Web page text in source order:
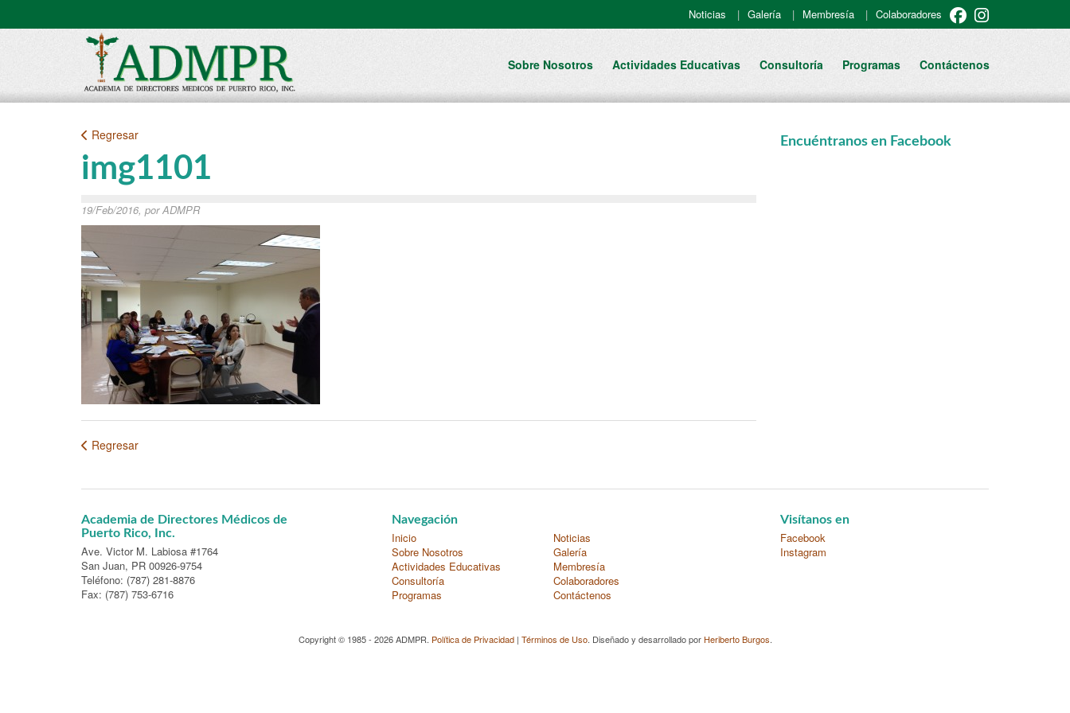
Noticias Galería Membresía Colaboradores
Sobre Nosotros Actividades Educativas Consultoría Programas Contáctenos
Regresar
img1101
19/Feb/2016, por ADMPR
Regresar
Encuéntranos en Facebook
Academia de Directores Médicos de
Puerto Rico, Inc.
Ave. Victor M. Labiosa #1764
San Juan, PR 00926-9754
Teléfono: (787) 281-8876
Fax: (787) 753-6716
Navegación
Inicio
Sobre Nosotros
Actividades Educativas
Consultoría
Programas
Noticias
Galería
Membresía
Colaboradores
Contáctenos
Visítanos en
Facebook
Instagram
Copyright © 1985 - 2026 ADMPR. Política de Privacidad| Términos de Uso. Diseñado y desarrollado por Heriberto Burgos.